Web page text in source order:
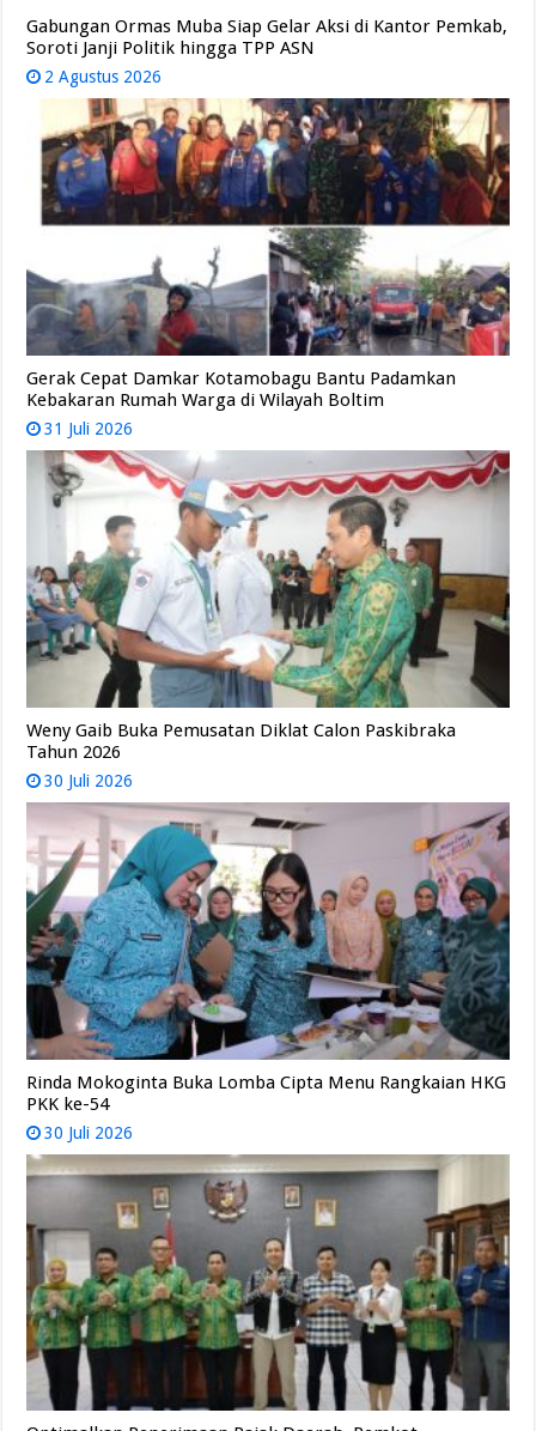
Gabungan Ormas Muba Siap Gelar Aksi di Kantor Pemkab,
Soroti Janji Politik hingga TPP ASN
2 Agustus 2026
Gerak Cepat Damkar Kotamobagu Bantu Padamkan
Kebakaran Rumah Warga di Wilayah Boltim
31 Juli 2026
Weny Gaib Buka Pemusatan Diklat Calon Paskibraka
Tahun 2026
30 Juli 2026
Rinda Mokoginta Buka Lomba Cipta Menu Rangkaian HKG
PKK ke-54
30 Juli 2026